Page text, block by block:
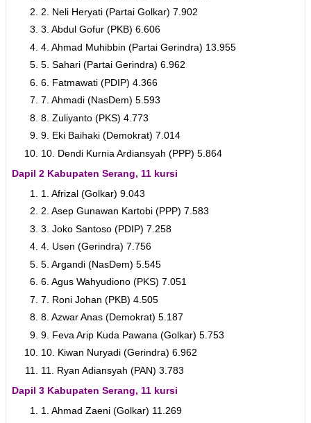
2. Neli Heryati (Partai Golkar) 7.902
3. Abdul Gofur (PKB) 6.606
4. Ahmad Muhibbin (Partai Gerindra) 13.955
5. Sahari (Partai Gerindra) 6.962
6. Fatmawati (PDIP) 4.366
7. Ahmadi (NasDem) 5.593
8. Zuliyanto (PKS) 4.773
9. Eki Baihaki (Demokrat) 7.014
10. Dendi Kurnia Ardiansyah (PPP) 5.864
Dapil 2 Kabupaten Serang, 11 kursi
1. Afrizal (Golkar) 9.043
2. Asep Gunawan Kartobi (PPP) 7.583
3. Joko Santoso (PDIP) 7.258
4. Usen (Gerindra) 7.756
5. Argandi (NasDem) 5.545
6. Agus Wahyudiono (PKS) 7.051
7. Roni Johan (PKB) 4.505
8. Azwar Anas (Demokrat) 5.187
9. Feva Arip Kuda Pawana (Golkar) 5.753
10. Kiwan Nuryadi (Gerindra) 6.962
11. Ryan Adiansyah (PAN) 3.783
Dapil 3 Kabupaten Serang, 11 kursi
1. Ahmad Zaeni (Golkar) 11.269